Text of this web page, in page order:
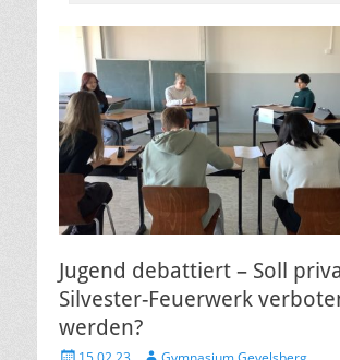
Jugend debattiert – Soll
Silvester-Feuerwerk
werden?
Veröffentlicht
Autor